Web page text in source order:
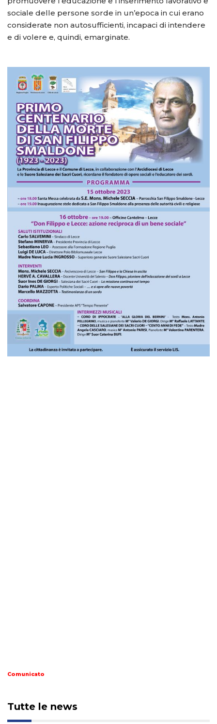
sociale delle persone sorde in un’epoca in cui erano
considerate non autosufficienti, incapaci di intendere
e di volere e, quindi, emarginate.
Comunicato
Tutte le news